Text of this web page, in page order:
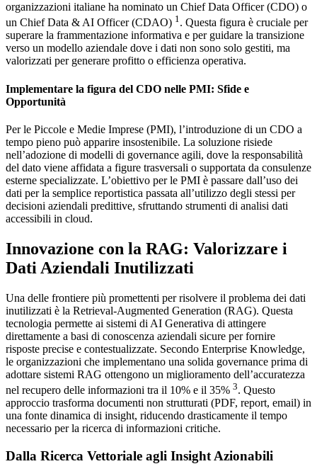
organizzazioni italiane ha nominato un Chief Data Officer (CDO) o
un Chief Data & AI Officer (CDAO) 1. Questa figura è cruciale per
superare la frammentazione informativa e per guidare la transizione
verso un modello aziendale dove i dati non sono solo gestiti, ma
valorizzati per generare profitto o efficienza operativa.
Implementare la figura del CDO nelle PMI: Sfide e
Opportunità
Per le Piccole e Medie Imprese (PMI), l’introduzione di un CDO a
tempo pieno può apparire insostenibile. La soluzione risiede
nell’adozione di modelli di governance agili, dove la responsabilità
del dato viene affidata a figure trasversali o supportata da consulenze
esterne specializzate. L’obiettivo per le PMI è passare dall’uso dei
dati per la semplice reportistica passata all’utilizzo degli stessi per
decisioni aziendali predittive, sfruttando strumenti di analisi dati
accessibili in cloud.
Innovazione con la RAG: Valorizzare i
Dati Aziendali Inutilizzati
Una delle frontiere più promettenti per risolvere il problema dei dati
inutilizzati è la Retrieval-Augmented Generation (RAG). Questa
tecnologia permette ai sistemi di AI Generativa di attingere
direttamente a basi di conoscenza aziendali sicure per fornire
risposte precise e contestualizzate. Secondo Enterprise Knowledge,
le organizzazioni che implementano una solida governance prima di
adottare sistemi RAG ottengono un miglioramento dell’accuratezza
nel recupero delle informazioni tra il 10% e il 35% 3. Questo
approccio trasforma documenti non strutturati (PDF, report, email) in
una fonte dinamica di insight, riducendo drasticamente il tempo
necessario per la ricerca di informazioni critiche.
Dalla Ricerca Vettoriale agli Insight Azionabili